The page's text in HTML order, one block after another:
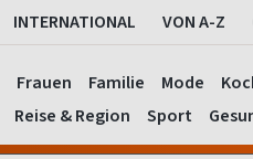
INTERNATIONAL VON A-Z
Frauen Familie Mode
Reise & Region Sport